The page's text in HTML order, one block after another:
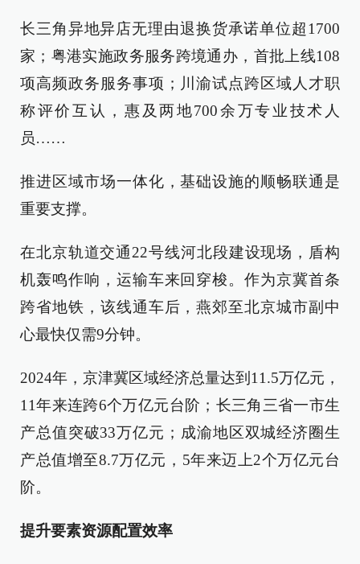
长三角异地异店无理由退换货承诺单位超1700
家；粤港实施政务服务跨境通办，首批上线108
项高频政务服务事项；川渝试点跨区域人才职
称评价互认，惠及两地700余万专业技术人
员……
推进区域市场一体化，基础设施的顺畅联通是
重要支撑。
在北京轨道交通22号线河北段建设现场，盾构
机轰鸣作响，运输车来回穿梭。作为京冀首条
跨省地铁，该线通车后，燕郊至北京城市副中
心最快仅需9分钟。
2024年，京津冀区域经济总量达到11.5万亿元，
11年来连跨6个万亿元台阶；长三角三省一市生
产总值突破33万亿元；成渝地区双城经济圈生
产总值增至8.7万亿元，5年来迈上2个万亿元台
阶。
提升要素资源配置效率